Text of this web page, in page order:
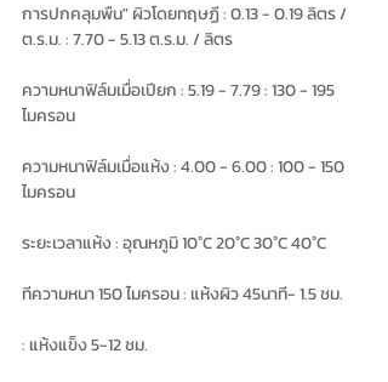
การปกคลุมพืน" ผิวโดยทฤษฏี : 0.13 - 0.19 ลิตร /
ต.ร.ม. : 7.70 - 5.13 ต.ร.ม. / ลิตร
ความหนาฟิล์มเมื่อเปียก : 5.19 - 7.79 : 130 - 195
ไมครอน
ความหนาฟิล์มเมื่อแห้ง : 4.00 - 6.00 : 100 - 150
ไมครอน
ระยะเวลาแห้ง : อุณหภูมิ 10°C 20°C 30°C 40°C
ทีความหนา 150 ไมครอน : แห้งผิว 45นาที- 1.5 ชม.
: แห้งแข็ง 5-12 ชม.